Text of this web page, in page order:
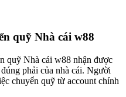
quỹ Nhà cái w88
quỹ Nhà cái w88 nhận được
phải của nhà cái. Người
chuyển quỹ từ account chính